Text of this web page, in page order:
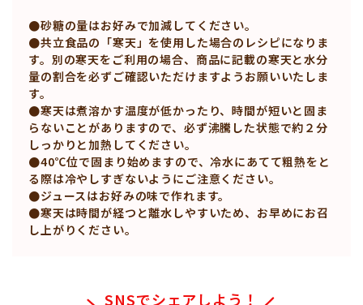
●砂糖の量はお好みで加減してください。
●共立食品の「寒天」を使用した場合のレシピになりま
す。別の寒天をご利用の場合、商品に記載の寒天と水分
量の割合を必ずご確認いただけますようお願いいたしま
す。
●寒天は煮溶かす温度が低かったり、時間が短いと固ま
らないことがありますので、必ず沸騰した状態で約２分
しっかりと加熱してください。
●40℃位で固まり始めますので、冷水にあてて粗熱をと
る際は冷やしすぎないようにご注意ください。
●ジュースはお好みの味で作れます。
●寒天は時間が経つと離水しやすいため、お早めにお召
し上がりください。
SNSでシェアしよう！